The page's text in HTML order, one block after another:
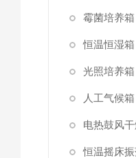
霉菌培养箱
恒温恒湿箱
光照培养箱
人工气候箱
电热鼓风
恒温摇床